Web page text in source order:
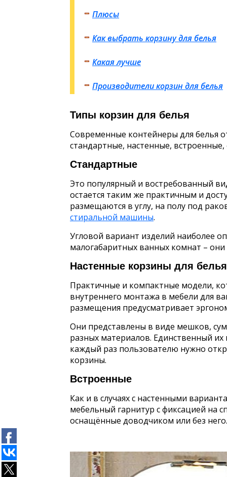
Плюсы
Как выбрать корзину для белья
Какая лучше
Производители корзин для белья
Типы корзин для белья
Современные контейнеры для белья
стандартные, настенные, встроенные,
Стандартные
Это популярный и востребованный
остается таким же практичным и
размещаются в углу, на полу под
стиральной машины.
Угловой вариант изделий наиболее
малогабаритных ванных комнат –
Настенные корзины для белья
Практичные и компактные модели,
внутреннего монтажа в мебели для
размещения предусматривает
Они представлены в виде мешков,
разных материалов. Единственный их
каждый раз пользователю нужно
корзины.
Встроенные
Как и в случаях с настенными
мебельный гарнитур с фиксацией
оснащённые доводчиком или без него.